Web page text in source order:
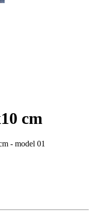
cm
- model 01